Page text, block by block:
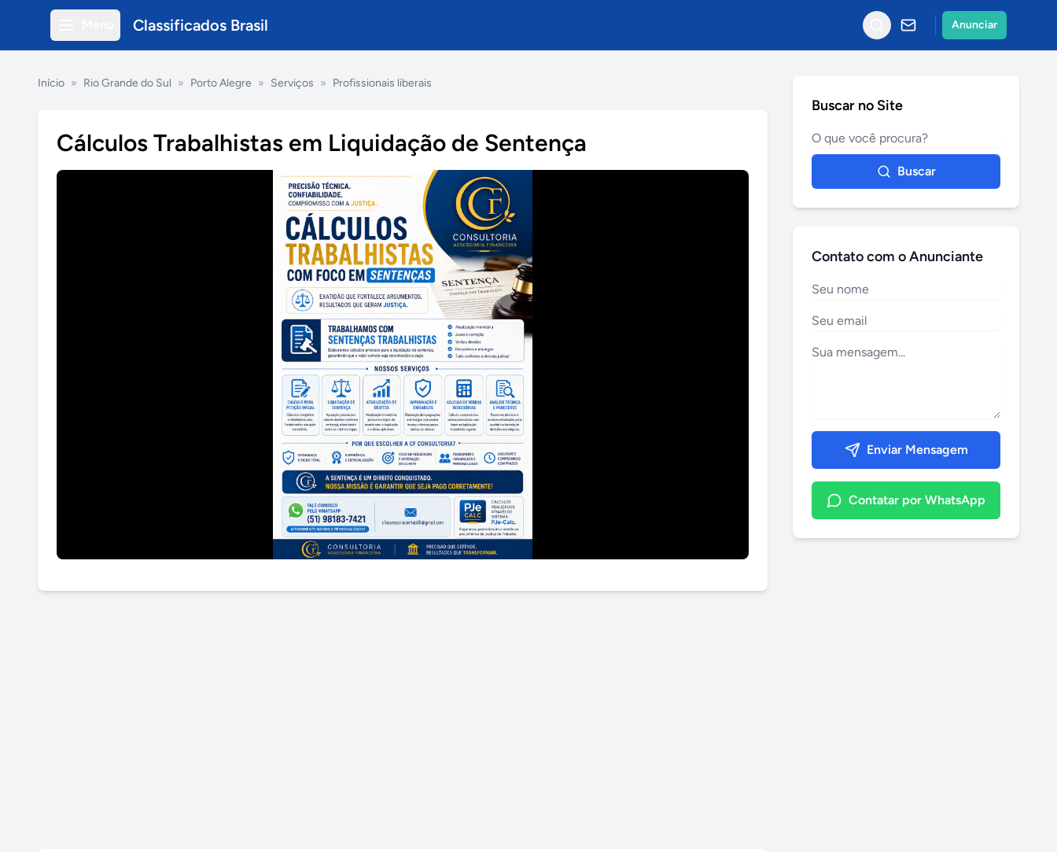
Classificados Brasil Anunciar
Início » Rio Grande do Sul » Porto Alegre » Serviços » Profissionais liberais
Cálculos Trabalhistas em Liquidação de Sentença
Buscar no Site
Buscar
Contato com o Anunciante
Enviar Mensagem
Contatar por WhatsApp